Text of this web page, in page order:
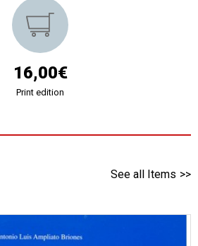
16,00€
Print edition
See all Items